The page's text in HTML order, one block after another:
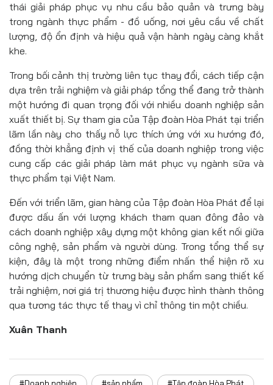
thái giải pháp phục vụ nhu cầu bảo quản và trưng bày
trong ngành thực phẩm - đồ uống, nơi yêu cầu về chất
lượng, độ ổn định và hiệu quả vận hành ngày càng khắt
khe.
Trong bối cảnh thị trường liên tục thay đổi, cách tiếp cận
dựa trên trải nghiệm và giải pháp tổng thể đang trở thành
một hướng đi quan trọng đối với nhiều doanh nghiệp sản
xuất thiết bị. Sự tham gia của Tập đoàn Hòa Phát tại triển
lãm lần này cho thấy nỗ lực thích ứng với xu hướng đó,
đồng thời khẳng định vị thế của doanh nghiệp trong việc
cung cấp các giải pháp làm mát phục vụ ngành sữa và
thực phẩm tại Việt Nam.
Đến với triển lãm, gian hàng của Tập đoàn Hòa Phát để lại
được dấu ấn với lượng khách tham quan đông đảo và
cách doanh nghiệp xây dựng một không gian kết nối giữa
công nghệ, sản phẩm và người dùng. Trong tổng thể sự
kiện, đây là một trong những điểm nhấn thể hiện rõ xu
hướng dịch chuyển từ trưng bày sản phẩm sang thiết kế
trải nghiệm, nơi giá trị thương hiệu được hình thành thông
qua tương tác thực tế thay vì chỉ thông tin một chiều.
Xuân Thanh